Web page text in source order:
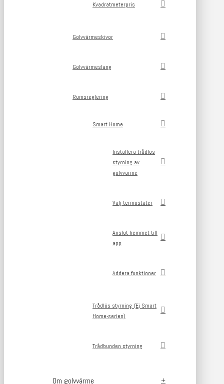
Kvadratmeterpris
Golvvärmeskivor
Golvvärmeslang
Rumsreglering
Smart Home
Installera trådlös
styrning av
golvvärme
Välj termostater
Anslut hemmet till
app
Addera funktioner
Trådlös styrning (Ej Smart
Home-serien)
Trådbunden styrning
Om golvvärme